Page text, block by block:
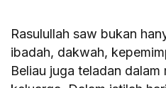
Rasulullah saw bukan
ibadah, dakwah,
Beliau juga teladan dalam